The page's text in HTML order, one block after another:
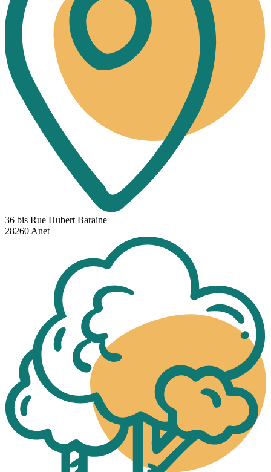
36 bis Rue Hubert Baraine
28260 Anet